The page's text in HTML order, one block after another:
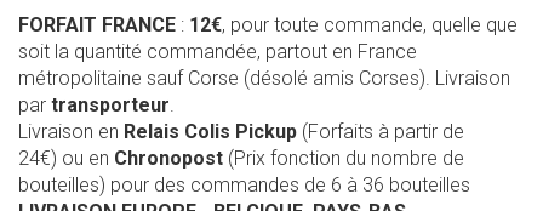
FORFAIT FRANCE : 12€, pour toute commande, quelle que
soit la quantité commandée, partout en France
métropolitaine sauf Corse (désolé amis Corses). Livraison
par transporteur.
Livraison en Relais Colis Pickup (Forfaits à partir de
24€) ou en Chronopost (Prix fonction du nombre de
bouteilles) pour des commandes de 6 à 36 bouteilles